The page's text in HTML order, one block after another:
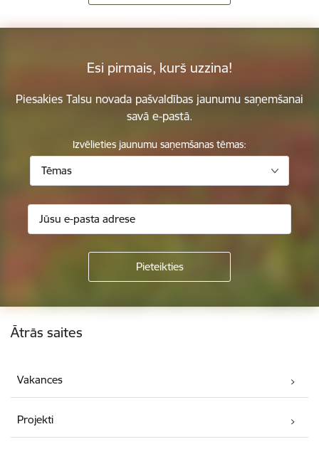
Esi pirmais, kurš uzzina!
Piesakies Talsu novada pašvaldības jaunumu saņemšanai
savā e-pastā.
Izvēlieties jaunumu saņemšanas tēmas:
Tēmas
Kājene
Ātrās saites
Vakances
Projekti